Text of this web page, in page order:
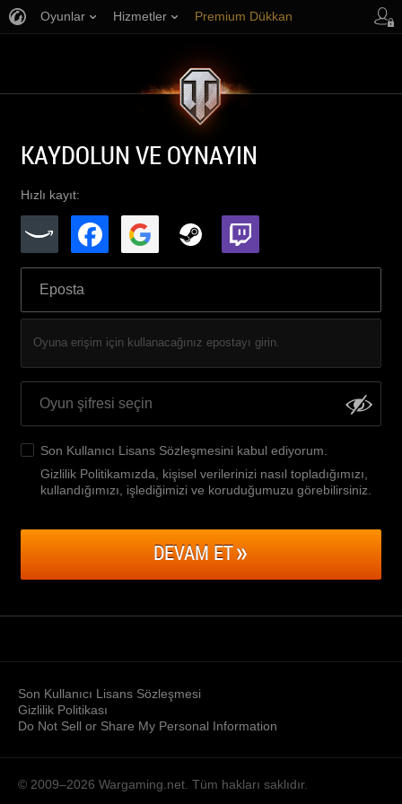
Oyunlar Hizmetler Premium Dükkan
KAYDOLUN VE OYNAYIN
Hızlı kayıt:
Oyuna erişim için kullanacağınız epostayı girin.
Son Kullanıcı Lisans Sözleşmesini kabul ediyorum.
Gizlilik Politikamızda, kişisel verilerinizi nasıl topladığımızı,
kullandığımızı, işlediğimizi ve koruduğumuzu görebilirsiniz
DEVAM ET
Son Kullanıcı Lisans Sözleşmesi
Gizlilik Politikası
Do Not Sell or Share My Personal Information
© 2009–2026 Wargaming.net. Tüm hakları saklıdır.